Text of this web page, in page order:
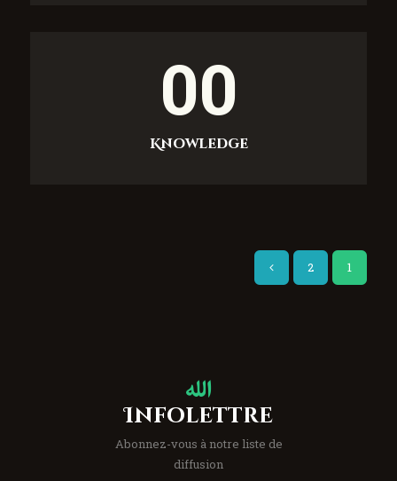
00
Knowledge
1
2>
Infolettre
Abonnez-vous à notre liste de
diffusion